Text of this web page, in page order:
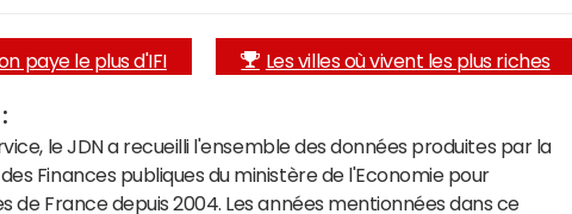
paye le plus d'IFI Les villes où vivent les plus riches
le JDN a recueilli l'ensemble des données produites par la
Finances publiques du ministère de l'Economie pour
de France depuis 2004. Les années mentionnées dans ce